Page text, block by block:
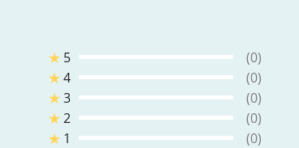
★ 5
(0)
★4
(0)
★3
(0)
★2
(0)
★ 1 (0)